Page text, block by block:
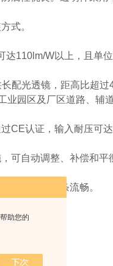
助您的
式。
110lm/W以上，且单
配光透镜，距高比超
业园区及厂区道路、辅
CE认证，输入耐压可
可自动调整、补偿和平
形美观，线条流畅。